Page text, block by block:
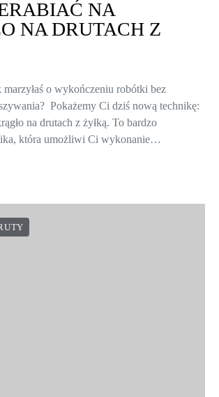
NA
NA DRUTACH Z
o wykończeniu robótki bez
Pokażemy Ci dziś nową technikę:
na drutach z żyłką. To bardzo
która umożliwi Ci wykonanie…